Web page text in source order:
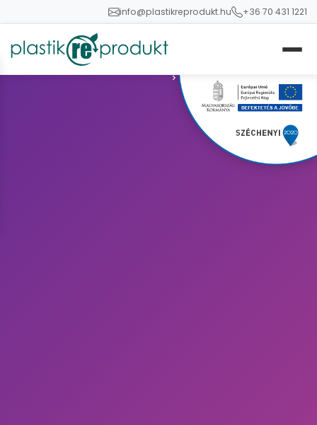
info@plastikreprodukt.hu +36 70 431 1221